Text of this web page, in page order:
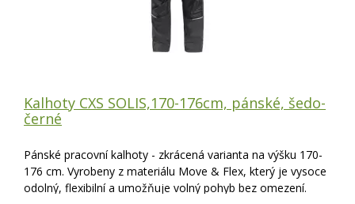
Kalhoty CXS SOLIS,170-176cm, pánské, šedo-
černé
Pánské pracovní kalhoty - zkrácená varianta na výšku 170-
176 cm. Vyrobeny z materiálu Move & Flex, který je vysoce
odolný, flexibilní a umožňuje volný pohyb bez omezení.